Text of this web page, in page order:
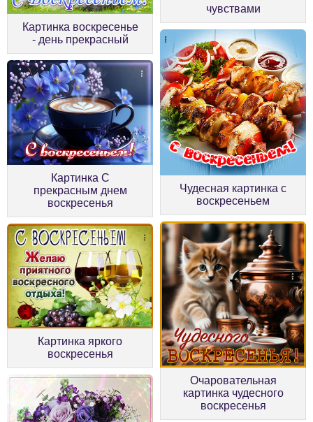
чувствами
Картинка воскресенье
- день прекрасный
Чудесная картинка с
воскресеньем
Картинка С
прекрасным днем
воскресенья
Очаровательная
картинка чудесного
воскресенья
Картинка яркого
воскресенья